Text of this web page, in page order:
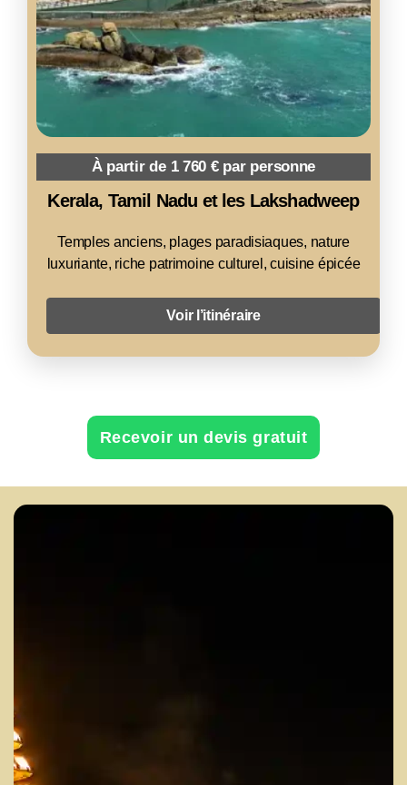
À partir de 1 760 € par personne
Kerala, Tamil Nadu et les Lakshadweep
Temples anciens, plages paradisiaques, nature
luxuriante, riche patrimoine culturel, cuisine épicée
Voir l’itinéraire
Recevoir un devis gratuit